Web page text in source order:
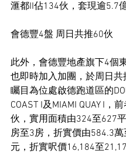
滙都II佔134伙，套現逾5.7億
會德豐4盤 周日共推60伙
此外，會德豐地產旗下4個
也即時加入加團，於周日
矚目為位處啟德跑道區的
COAST I及MIAMI QUAY I，
伙，實用面積由324至627
房至3房，折實價由584.3
元，折實呎價16,184至